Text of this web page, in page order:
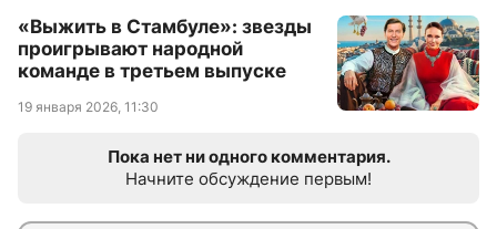
«Выжить в Стамбуле»: звезды
проигрывают народной
команде в третьем выпуске
19 января 2026, 11:30
Пока нет ни одного комментария.
Начните обсуждение первым!